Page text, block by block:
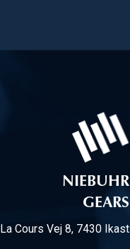
NIEBUHR
GEARS
La Cours Vej 8, 7430 Ikast